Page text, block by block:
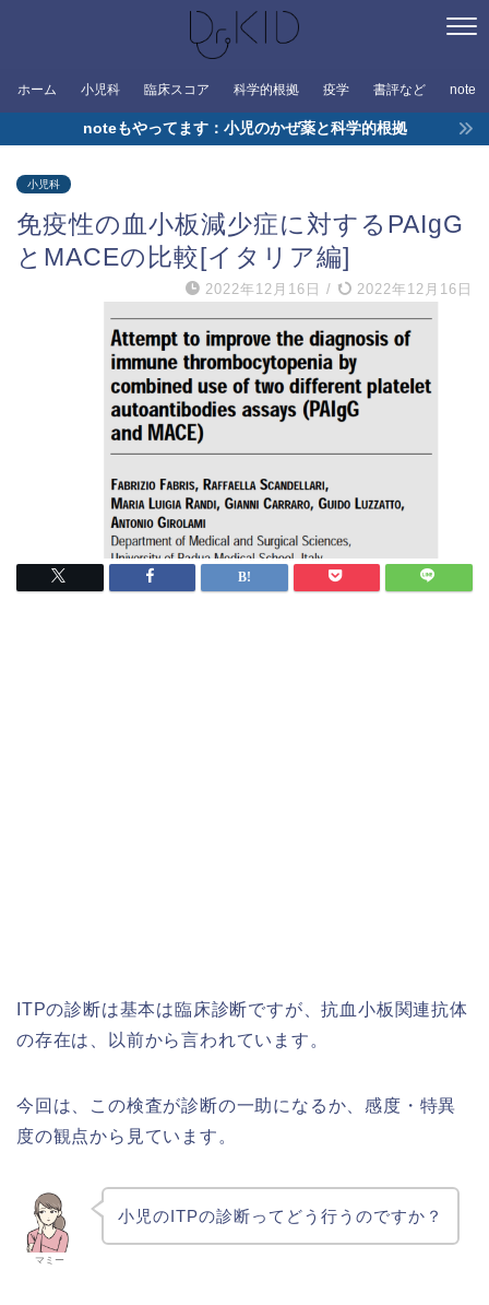
ホーム 小児科 臨床スコア 科学的根拠 疫学 書評など note
noteもやってます：小児のかぜ薬と科学的根拠
小児科
免疫性の血小板減少症に対するPAIgG
とMACEの比較[イタリア編]
2022年12月16日 / 2022年12月16日
ITPの診断は基本は臨床診断ですが、抗血小板関連抗体
の存在は、以前から言われています。
今回は、この検査が診断の一助になるか、感度・特異
度の観点から見ています。
マミー
小児のITPの診断ってどう行うのですか？